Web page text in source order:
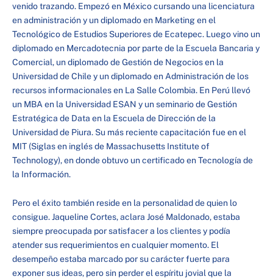
venido trazando. Empezó en México cursando una licenciatura
en administración y un diplomado en Marketing en el
Tecnológico de Estudios Superiores de Ecatepec. Luego vino un
diplomado en Mercadotecnia por parte de la Escuela Bancaria y
Comercial, un diplomado de Gestión de Negocios en la
Universidad de Chile y un diplomado en Administración de los
recursos informacionales en La Salle Colombia. En Perú llevó
un MBA en la Universidad ESAN y un seminario de Gestión
Estratégica de Data en la Escuela de Dirección de la
Universidad de Piura. Su más reciente capacitación fue en el
MIT (Siglas en inglés de Massachusetts Institute of
Technology), en donde obtuvo un certificado en Tecnología de
la Información.
Pero el éxito también reside en la personalidad de quien lo
consigue. Jaqueline Cortes, aclara José Maldonado, estaba
siempre preocupada por satisfacer a los clientes y podía
atender sus requerimientos en cualquier momento. El
desempeño estaba marcado por su carácter fuerte para
exponer sus ideas, pero sin perder el espíritu jovial que la